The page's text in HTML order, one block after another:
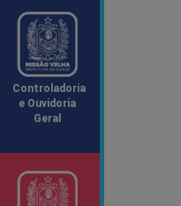
Controladoria
e Ouvidoria
Geral